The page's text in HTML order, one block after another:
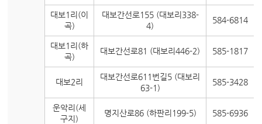
대보1리(이
곡)
대보간선로155 (대보리338-
4)
584-6814
대보1리(하
곡)
대보간선로81 (대보리446-2) 585-1817
대보2리
대보간선로611번길5 (대보리
63-1)
585-3428
운악리(세
구지)
명지산로86 (하판리199-5) 585-6936